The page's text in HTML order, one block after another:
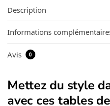
Description
Informations
Avis 0
Mettez du style
avec ces tables